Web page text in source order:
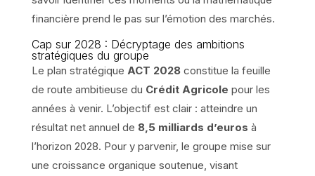
financière prend le pas sur l’émotion des marchés.
Cap sur 2028 : Décryptage des ambitions
stratégiques du groupe
Le plan stratégique ACT 2028constitue la feuille
de route ambitieuse du Crédit Agricole pour les
années à venir. L’objectif est clair : atteindre un
résultat net annuel de 8,5 milliards d’euros à
l’horizon 2028. Pour y parvenir, le groupe mise sur
une croissance organique soutenue, visant